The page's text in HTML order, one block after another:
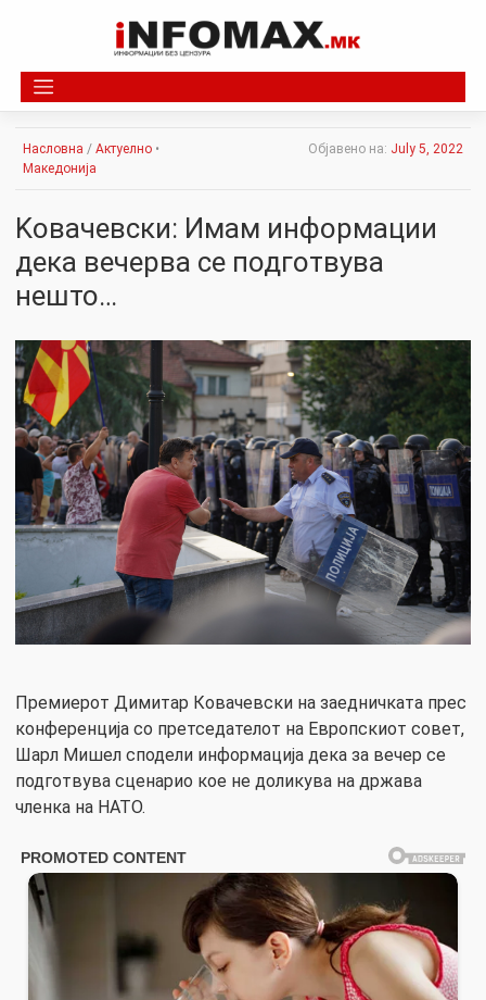
Насловна / Актуелно •
Македонија
Објавено на: July 5, 2022
Koвачевски: Имам информации
дека вечерва се подготвува
нешто…
Премиерот Димитар Ковачевски на заедничката прес
конференција со претседателот на Европскиот совет,
Шарл Мишел сподели информација дека за вечер се
подготвува сценарио кое не доликува на држава
членка на НАТО.